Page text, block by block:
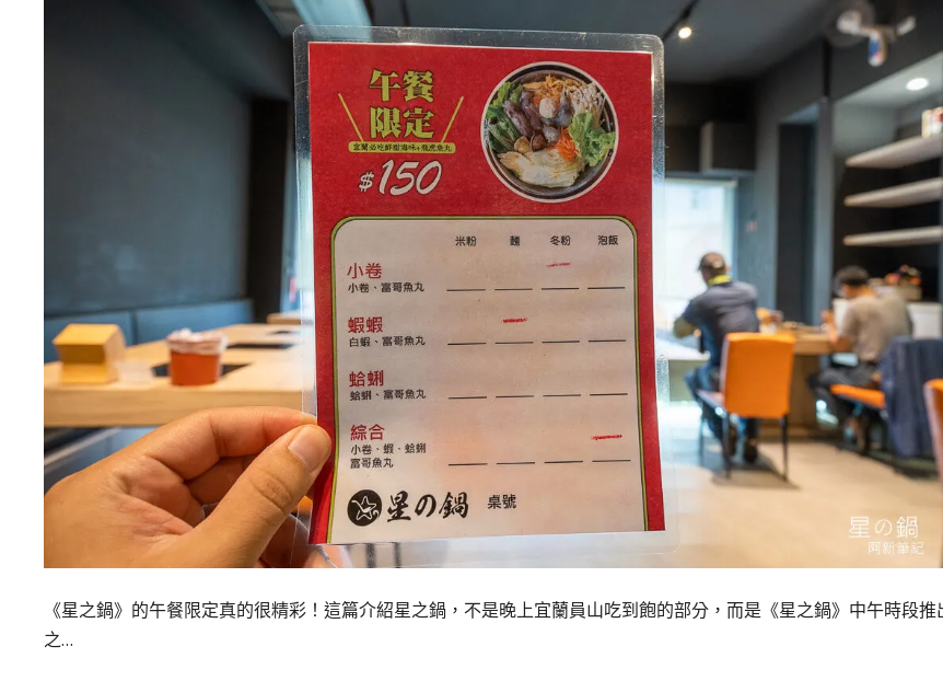
《星之鍋》的午餐限定真的很精彩！這篇介紹星之鍋，不是晚上宜蘭員山吃到飽的部分，而是《星之鍋》中午時段推
之…